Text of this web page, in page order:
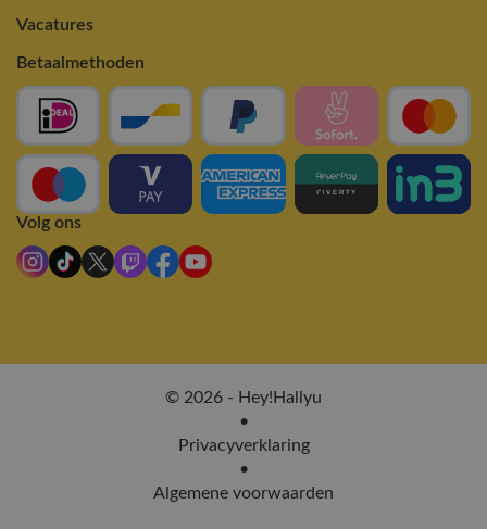
Vacatures
Betaalmethoden
Volg ons
© 2026 - Hey!Hallyu
•
Privacyverklaring
•
Algemene voorwaarden